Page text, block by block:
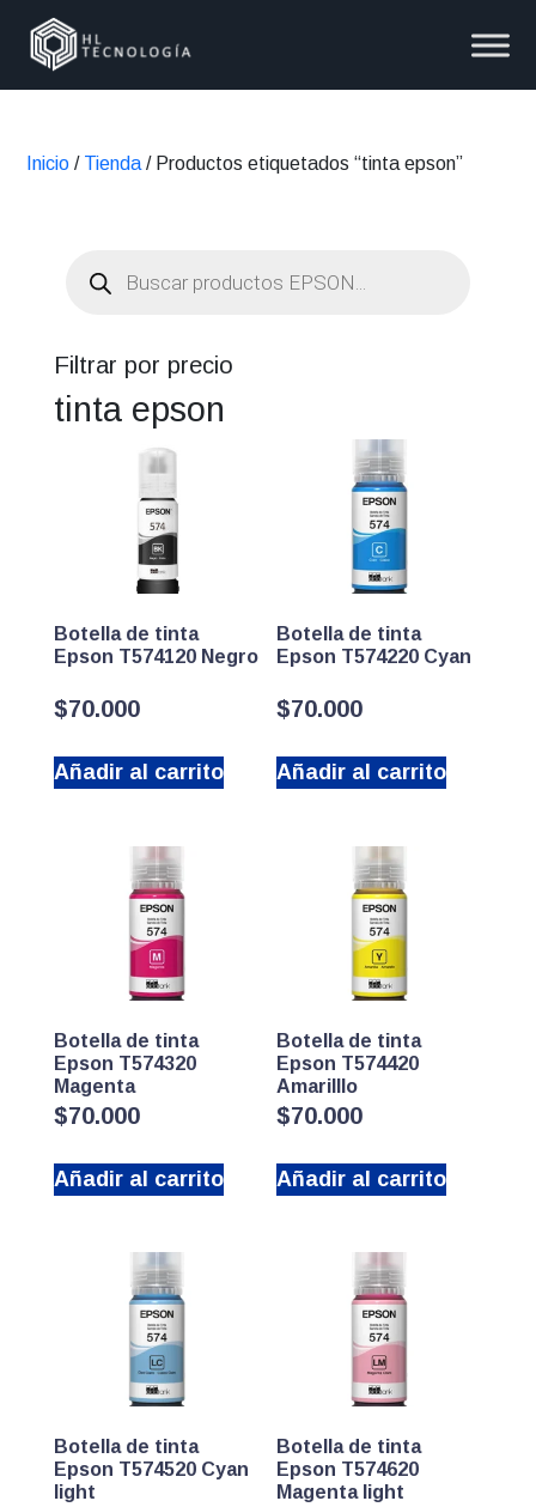
Inicio / Tienda / Productos etiquetados “tinta epson”
productos
Filtrar por precio
tinta epson
Botella de tinta
Epson T574120 Negro
$70.000
Añadir al carrito
Botella de tinta
Epson T574220 Cyan
$70.000
Añadir al carrito
Botella de tinta
Epson T574320
Magenta
$70.000
Añadir al carrito
Botella de tinta
Epson T574420
Amarilllo
$70.000
Añadir al carrito
Botella de tinta
Epson T574520 Cyan
light
Botella de tinta
Epson T574620
Magenta light